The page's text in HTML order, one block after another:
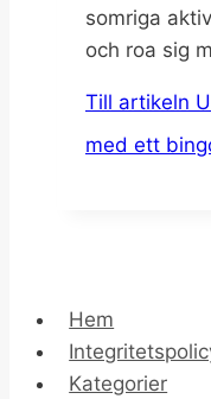
somriga
och roa sig
Till artikeln
med ett
Hem
Kategorier